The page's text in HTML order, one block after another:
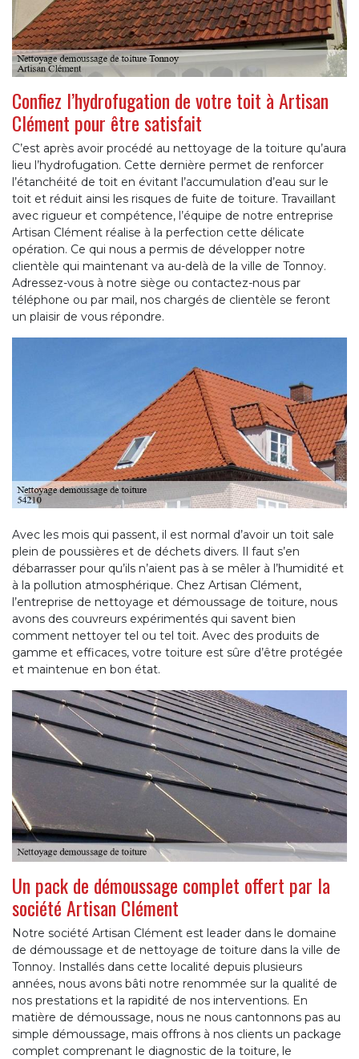
Confiez l’hydrofugation de votre toit à Artisan
Clément pour être satisfait
C’est après avoir procédé au nettoyage de la toiture qu’aura
lieu l’hydrofugation. Cette dernière permet de renforcer
l’étanchéité de toit en évitant l’accumulation d’eau sur le
toit et réduit ainsi les risques de fuite de toiture. Travaillant
avec rigueur et compétence, l’équipe de notre entreprise
Artisan Clément réalise à la perfection cette délicate
opération. Ce qui nous a permis de développer notre
clientèle qui maintenant va au-delà de la ville de Tonnoy.
Adressez-vous à notre siège ou contactez-nous par
téléphone ou par mail, nos chargés de clientèle se feront
un plaisir de vous répondre.
Avec les mois qui passent, il est normal d’avoir un toit sale
plein de poussières et de déchets divers. Il faut s’en
débarrasser pour qu’ils n’aient pas à se mêler à l’humidité et
à la pollution atmosphérique. Chez Artisan Clément,
l’entreprise de nettoyage et démoussage de toiture, nous
avons des couvreurs expérimentés qui savent bien
comment nettoyer tel ou tel toit. Avec des produits de
gamme et efficaces, votre toiture est sûre d’être protégée
et maintenue en bon état.
Un pack de démoussage complet offert par la
société Artisan Clément
Notre société Artisan Clément est leader dans le domaine
de démoussage et de nettoyage de toiture dans la ville de
Tonnoy. Installés dans cette localité depuis plusieurs
années, nous avons bâti notre renommée sur la qualité de
nos prestations et la rapidité de nos interventions. En
matière de démoussage, nous ne nous cantonnons pas au
simple démoussage, mais offrons à nos clients un package
complet comprenant le diagnostic de la toiture, le